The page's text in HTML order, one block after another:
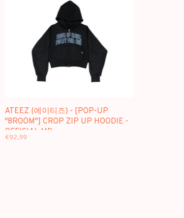
ATEEZ (에이티즈) - [POP-UP
"8ROOM"] CROP ZIP UP HOODIE -
OFFICIAL MD
€92,99